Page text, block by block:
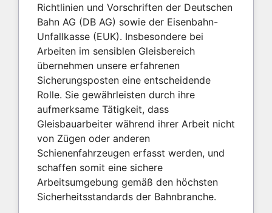
Richtlinien und Vorschriften der Deutschen
Bahn AG (DB AG) sowie der Eisenbahn-
Unfallkasse (EUK). Insbesondere bei
Arbeiten im sensiblen Gleisbereich
übernehmen unsere erfahrenen
Sicherungsposten eine entscheidende
Rolle. Sie gewährleisten durch ihre
aufmerksame Tätigkeit, dass
Gleisbauarbeiter während ihrer Arbeit nicht
von Zügen oder anderen
Schienenfahrzeugen erfasst werden, und
schaffen somit eine sichere
Arbeitsumgebung gemäß den höchsten
Sicherheitsstandards der Bahnbranche.